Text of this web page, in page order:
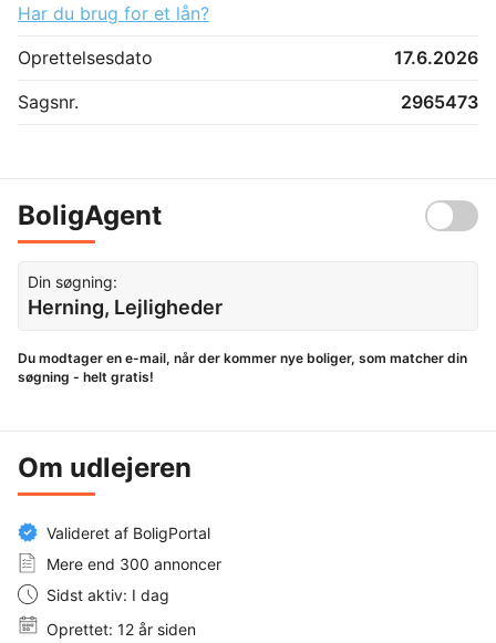
Har du brug for et lån?
Oprettelsesdato
17.6.2026
Sagsnr.
2965473
BoligAgent
Din søgning:
Herning, Lejligheder
Du modtager en e-mail, når der kommer nye boliger, som matcher din
søgning - helt gratis!
Om udlejeren
Valideret af BoligPortal
Mere end 300 annoncer
Sidst aktiv: I dag
Oprettet: 12 år siden